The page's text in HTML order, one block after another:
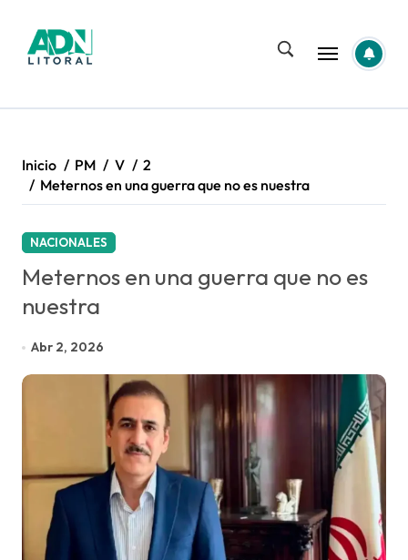
contenido
Inicio PM V
2
Meternos en una guerra que no es nuestra
NACIONALES
Meternos en una guerra que no es
nuestra
Abr 2, 2026